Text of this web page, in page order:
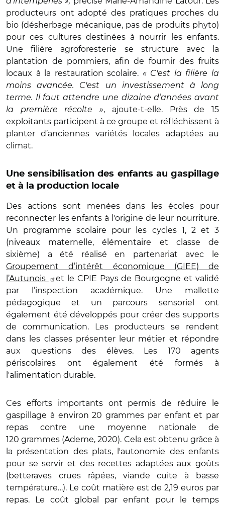
producteurs ont adopté des pratiques proches du
bio (désherbage mécanique, pas de produits phyto)
pour ces cultures destinées à nourrir les enfants.
Une filière agroforesterie se structure avec la
plantation de pommiers, afin de fournir des fruits
locaux à la restauration scolaire. « C'est la filière la
moins avancée. C'est un investissement à long
terme. Il faut attendre une dizaine d’années avant
la première récolte », ajoute-t-elle. Près de 15
exploitants participent à ce groupe et réfléchissent à
planter d’anciennes variétés locales adaptées au
climat.
Une sensibilisation des enfants au gaspillage
et à la production locale
Des actions sont menées dans les écoles pour
reconnecter les enfants à l'origine de leur nourriture.
Un programme scolaire pour les cycles 1, 2 et 3
(niveaux maternelle, élémentaire et classe de
sixième) a été réalisé en partenariat avec le
Groupement d’intérêt économique (GIEE) de
l’Autunois
et le CPIE Pays de Bourgogne et validé
par l’inspection académique. Une mallette
pédagogique et un parcours sensoriel ont
également été développés pour créer des supports
de communication. Les producteurs se rendent
dans les classes présenter leur métier et répondre
aux questions des élèves. Les 170 agents
périscolaires ont également été formés à
l'alimentation durable.
Ces efforts importants ont permis de réduire le
gaspillage à environ 20 grammes par enfant et par
repas contre une moyenne nationale de
120 grammes (Ademe, 2020). Cela est obtenu grâce à
la présentation des plats, l'autonomie des enfants
pour se servir et des recettes adaptées aux goûts
(betteraves crues râpées, viande cuite à basse
température…). Le coût matière est de 2,19 euros par
repas. Le coût global par enfant pour le temps